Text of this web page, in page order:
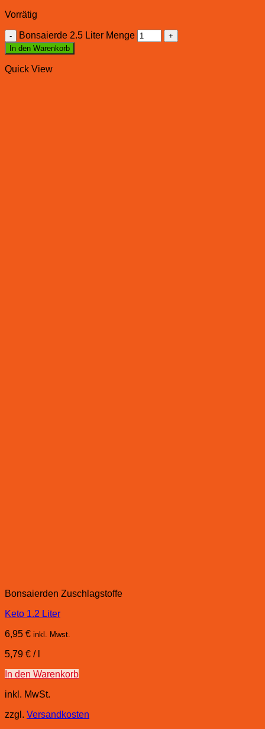
Vorrätig
Bonsaierde 2.5 Liter Menge
In den Warenkorb
Quick View
Bonsaierden Zuschlagstoffe
Keto 1.2 Liter
6,95 € inkl. Mwst.
5,79 € /
In den Warenkorb
inkl. MwSt.
zzgl. Versandkosten